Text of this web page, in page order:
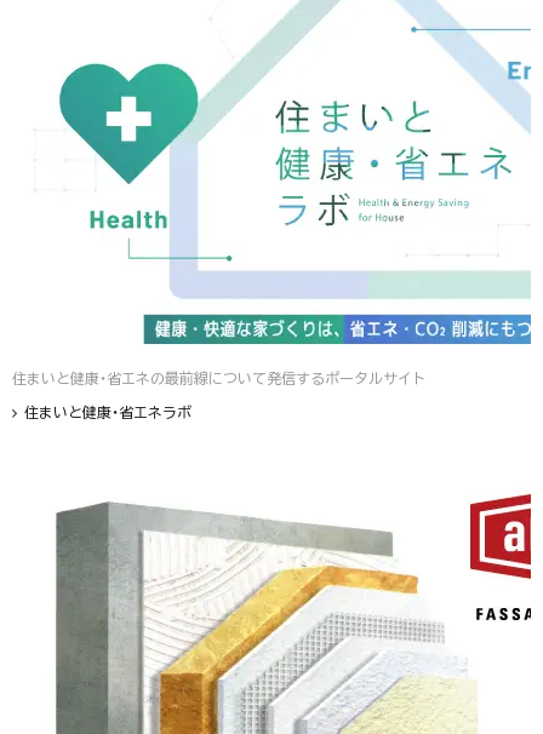
住まいと健康・省エネの最前線について発信するポータルサイト
住まいと健康・省エネラボ